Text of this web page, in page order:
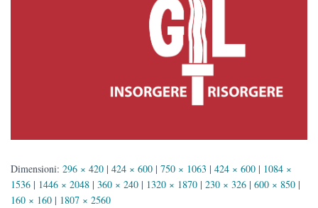
Dimensioni: 296 × 420 | 424 × 600 | 750 × 1063 | 424 × 600 | 1084 ×
1536 | 1446 × 2048 | 360 × 240 | 1320 × 1870 | 230 × 326 | 600 × 850 |
160 × 160 | 1807 × 2560